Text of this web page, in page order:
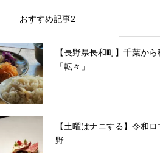
おすすめ記事2
【長野県長和町】千葉か
「転々」...
【土曜はナニする】令和
野...